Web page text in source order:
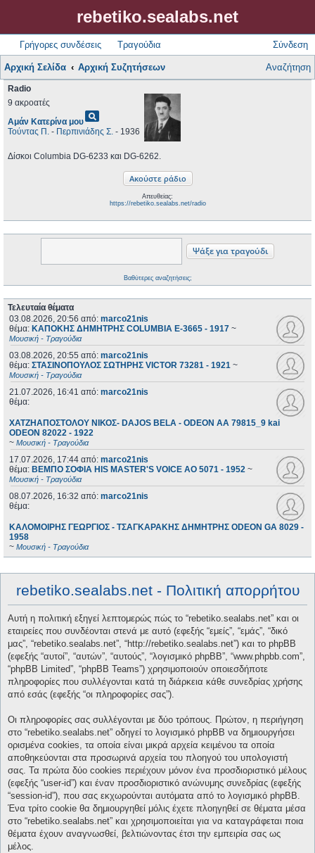
rebetiko.sealabs.net
Γρήγορες συνδέσεις Τραγούδια Σύνδεση
Αρχική Σελίδα Αρχική Συζητήσεων Αναζήτηση
Radio
9 ακροατές
Αμάν Κατερίνα μουpageview
Τούντας Π. - Περπινιάδης Σ. - 1936
Δίσκοι Columbia DG-6233 και DG-6262.
Απευθείας:
https://rebetiko.sealabs.net/radio
Βαθύτερες αναζητήσεις;
Τελευταία θέματα
03.08.2026, 20:56 από: marco21nis
θέμα: ΚΑΠΟΚΗΣ ΔΗΜΗΤΡΗΣ COLUMBIA E-3665 - 1917 ~
Μουσική - Τραγούδια
03.08.2026, 20:55 από: marco21nis
θέμα: ΣΤΑΣΙΝΟΠΟΥΛΟΣ ΣΩΤΗΡΗΣ VICTOR 73281 - 1921 ~
Μουσική - Τραγούδια
21.07.2026, 16:41 από: marco21nis
θέμα:
ΧΑΤΖΗΑΠΟΣΤΟΛΟΥ ΝΙΚΟΣ- DAJOS BELA - ODEON AA 79815_9 kai
ODEON 82022 - 1922
~ Μουσική - Τραγούδια
17.07.2026, 17:44 από: marco21nis
θέμα: ΒΕΜΠΟ ΣΟΦΙΑ HIS MASTER'S VOICE AO 5071 - 1952 ~
Μουσική - Τραγούδια
08.07.2026, 16:32 από: marco21nis
θέμα:
ΚΑΛΟΜΟΙΡΗΣ ΓΕΩΡΓΙΟΣ - ΤΣΑΓΚΑΡΑΚΗΣ ΔΗΜΗΤΡΗΣ ODEON GA 8029 -
1958
~ Μουσική - Τραγούδια
rebetiko.sealabs.net - Πολιτική απορρήτου
Αυτή η πολιτική εξηγεί λεπτομερώς πώς το “rebetiko.sealabs.net” και οι
εταιρείες που συνδέονται στενά με αυτό (εφεξής “εμείς”, “εμάς”, “δικό
μας”, “rebetiko.sealabs.net”, “http://rebetiko.sealabs.net”) και το phpBB
(εφεξής “αυτοί”, “αυτών”, “αυτούς”, “λογισμικό phpBB”, “www.phpbb.com”,
“phpBB Limited”, “phpBB Teams”) χρησιμοποιούν οποιεσδήποτε
πληροφορίες που συλλέγονται κατά τη διάρκεια κάθε συνεδρίας χρήσης
από εσάς (εφεξής “οι πληροφορίες σας”).
Οι πληροφορίες σας συλλέγονται με δύο τρόπους. Πρώτον, η περιήγηση
στο “rebetiko.sealabs.net” οδηγεί το λογισμικό phpBB να δημιουργήσει
ορισμένα cookies, τα οποία είναι μικρά αρχεία κειμένου τα οποία
αποθηκεύονται στα προσωρινά αρχεία του πλοηγού του υπολογιστή
σας. Τα πρώτα δύο cookies περιέχουν μόνον ένα προσδιοριστικό μέλους
(εφεξής “user-id”) και έναν προσδιοριστικό ανώνυμης συνεδρίας (εφεξής
“session-id”), που σας εκχωρούνται αυτόματα από το λογισμικό phpBB.
Ένα τρίτο cookie θα δημιουργηθεί μόλις έχετε πλοηγηθεί σε θέματα μέσα
στο “rebetiko.sealabs.net” και χρησιμοποιείται για να καταγράφεται ποια
θέματα έχουν αναγνωσθεί, βελτιώνοντας έτσι την εμπειρία σας ως
μέλος.